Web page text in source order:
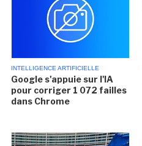
INTELLIGENCE ARTIFICIELLE
Google s'appuie sur l'IA
pour corriger 1 072 failles
dans Chrome